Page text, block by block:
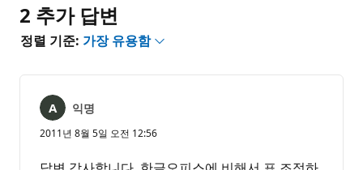
2 추가 답변
정렬 기준: 가장 유용함
익명
2011년 8월 5일 오전 12:56